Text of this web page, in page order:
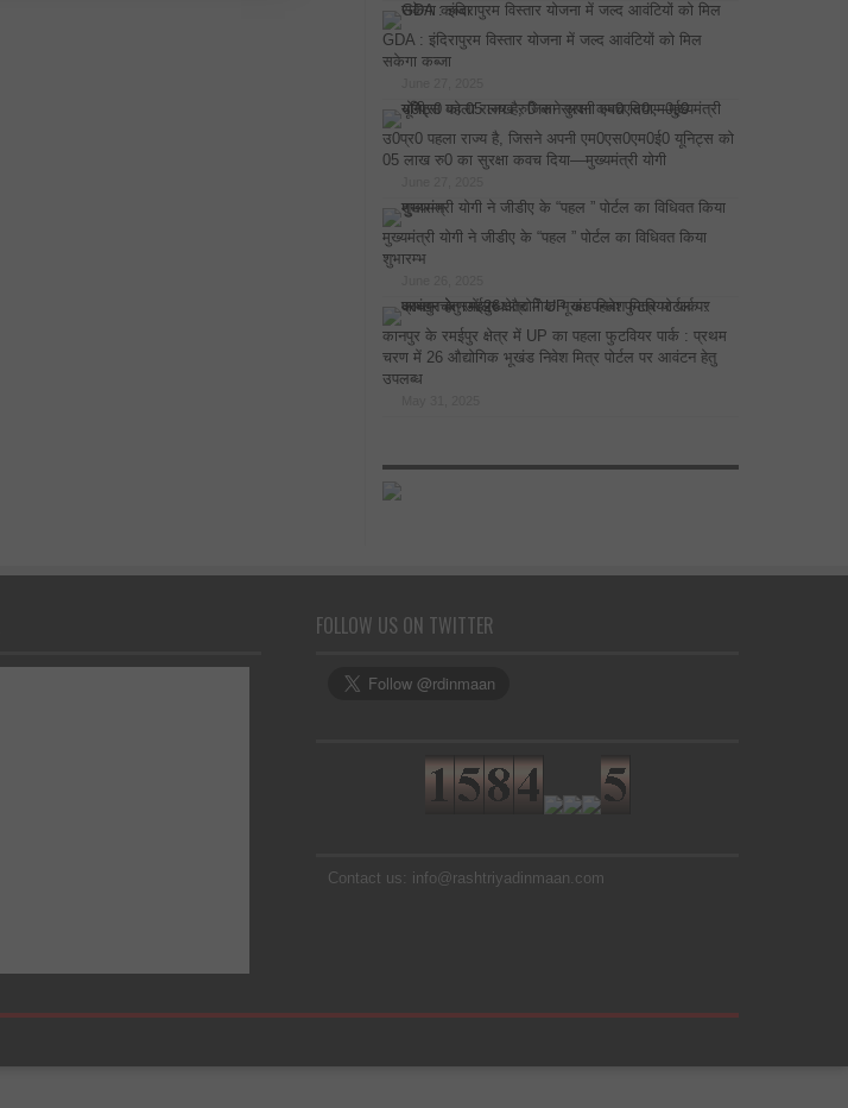
GDA : इंदिरापुरम विस्तार योजना में जल्द आवंटियों को मिल
सकेगा कब्जा
उ0प्र0 पहला राज्य है, जिसने अपनी एम0एस0एम0ई0 यूनिट्स को
05 लाख रु0 का सुरक्षा कवच दिया—मुख्यमंत्री योगी
मुख्यमंत्री योगी ने जीडीए के “पहल ” पोर्टल का विधिवत किया
शुभारम्भ
कानपुर के रमईपुर क्षेत्र में UP का पहला फुटवियर पार्क : प्रथम
चरण में 26 औद्योगिक भूखंड निवेश मित्र पोर्टल पर आवंटन हेतु
उपलब्ध
FOLLOW US ON TWITTER
Contact us: info@rashtriyadinmaan.com